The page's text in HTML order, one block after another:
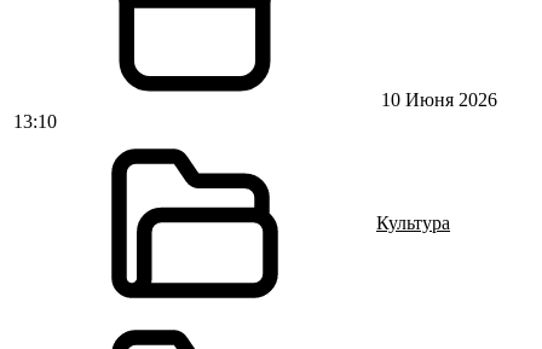
10 Июня 2026
13:10
Культура